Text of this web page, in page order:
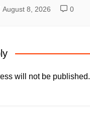
August 8, 2026 0
will not be published.